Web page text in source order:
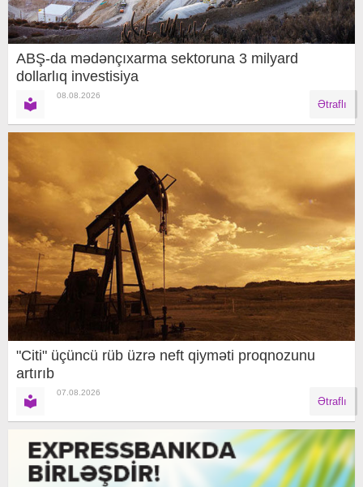
ABŞ-da mədənçıxarma sektoruna 3 milyard
dollarlıq investisiya
08.08.2026
Ətraflı
"Citi" üçüncü rüb üzrə neft qiyməti proqnozunu
artırıb
07.08.2026
Ətraflı